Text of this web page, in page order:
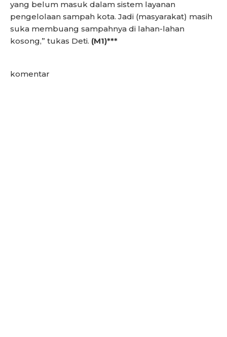
yang belum masuk dalam sistem layanan
pengelolaan sampah kota. Jadi (masyarakat) masih
suka membuang sampahnya di lahan-lahan
kosong,” tukas Deti. (M1)***
komentar